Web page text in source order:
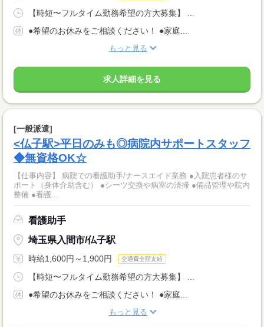
【時短〜フルタイム勤務希望の方大募集】 ...
●希望のお休みをご相談ください！ ●家庭...
もっと見る
求人詳細を見る
[一般派遣]
<仏子駅>平日のみも◎病院内サポートスタッフ
◆無資格OK☆
【仕事内容】 病院での看護助手/ナースエイド業務 ●入院患者様のサ
ポート（身体介助含む） ●シーツ交換や病室の清掃 ●備品管理や院内
整備 ●看護...
看護助手
埼玉県入間市/仏子駅
時給1,600円～1,900円 交通費全額支給
【時短〜フルタイム勤務希望の方大募集】 ...
●希望のお休みをご相談ください！ ●家庭...
もっと見る